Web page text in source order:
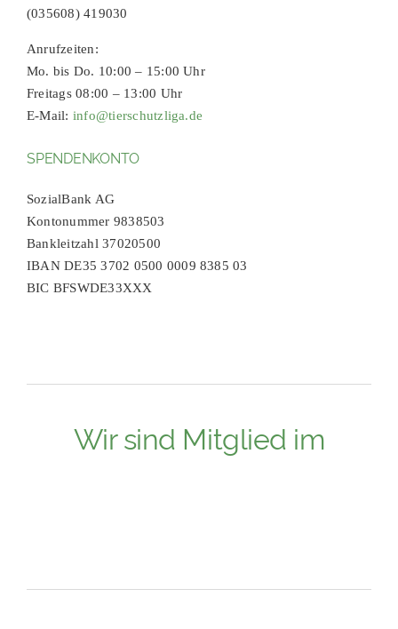
(035608) 419030
Anrufzeiten:
Mo. bis Do. 10:00 – 15:00 Uhr
Freitags 08:00 – 13:00 Uhr
E-Mail: info@tierschutzliga.de
SPENDENKONTO
SozialBank AG
Kontonummer 9838503
Bankleitzahl 37020500
IBAN DE35 3702 0500 0009 8385 03
BIC BFSWDE33XXX
Wir sind Mitglied im